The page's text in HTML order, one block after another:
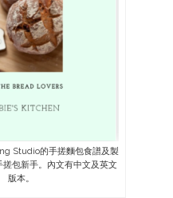
Studio的手搓麵包食譜及製
包新手。內文有中文及英文
版本。